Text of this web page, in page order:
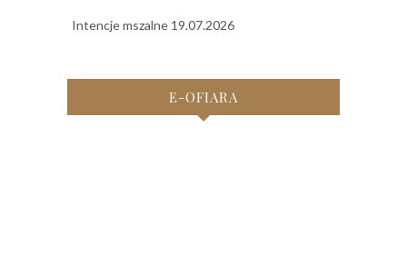
Intencje mszalne 19.07.2026
E-OFIARA